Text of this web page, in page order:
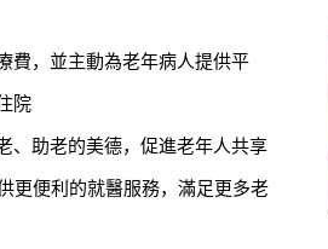
，並主動為老年病人提供平
院
助老的美德，促進老年人共享
更便利的就醫服務，滿足更多老